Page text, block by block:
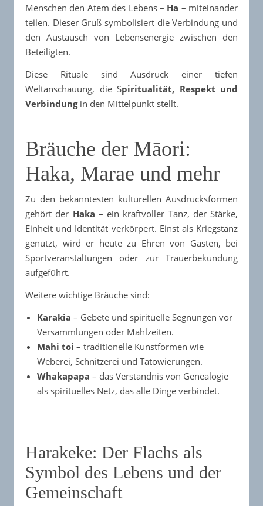
Menschen den Atem des Lebens – Ha – miteinander
teilen. Dieser Gruß symbolisiert die Verbindung und
den Austausch von Lebensenergie zwischen den
Beteiligten.​
Diese Rituale sind Ausdruck einer tiefen
Weltanschauung, die Spiritualität, Respekt und
Verbindungin den Mittelpunkt stellt.​
Bräuche der Māori:
Haka, Marae und mehr
Zu den bekanntesten kulturellen Ausdrucksformen
gehört der Haka – ein kraftvoller Tanz, der Stärke,
Einheit und Identität verkörpert. Einst als Kriegstanz
genutzt, wird er heute zu Ehren von Gästen, bei
Sportveranstaltungen oder zur Trauerbekundung
aufgeführt.​
Weitere wichtige Bräuche sind:
Karakia – Gebete und spirituelle Segnungen vor
Versammlungen oder Mahlzeiten.​
Mahi toi – traditionelle Kunstformen wie
Weberei, Schnitzerei und Tätowierungen.​
Whakapapa – das Verständnis von Genealogie
als spirituelles Netz, das alle Dinge verbindet.​
Harakeke: Der Flachs als
Symbol des Lebens und der
Gemeinschaft